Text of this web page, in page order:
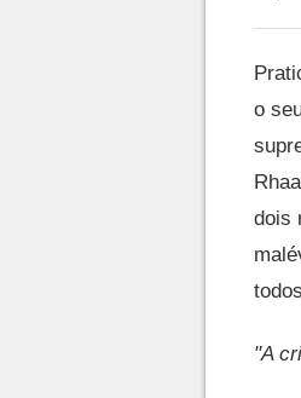
o
dois
"A